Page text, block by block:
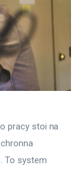
pracy stoi na
To system